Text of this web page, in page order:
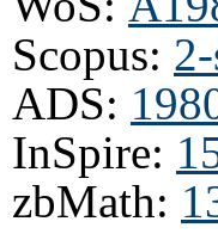
Scopus:
ADS:
InSpire:
zbMath: